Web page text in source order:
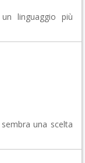
linguaggio più
una scelta